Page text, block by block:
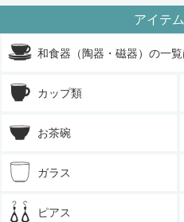
アイテ
和食器（陶器・磁器）の一
カップ類
お茶碗
ガラス
ピアス